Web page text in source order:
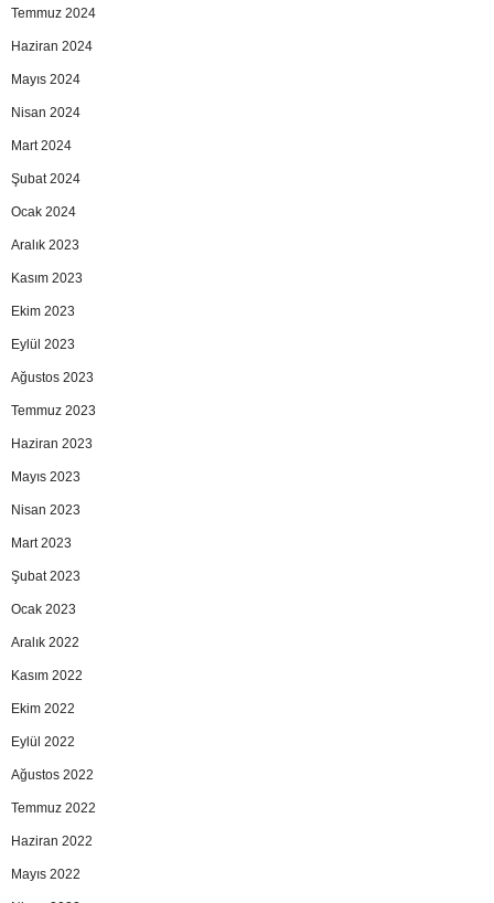
Temmuz 2024
Haziran 2024
Mayıs 2024
Nisan 2024
Mart 2024
Şubat 2024
Ocak 2024
Aralık 2023
Kasım 2023
Ekim 2023
Eylül 2023
Ağustos 2023
Temmuz 2023
Haziran 2023
Mayıs 2023
Nisan 2023
Mart 2023
Şubat 2023
Ocak 2023
Aralık 2022
Kasım 2022
Ekim 2022
Eylül 2022
Ağustos 2022
Temmuz 2022
Haziran 2022
Mayıs 2022